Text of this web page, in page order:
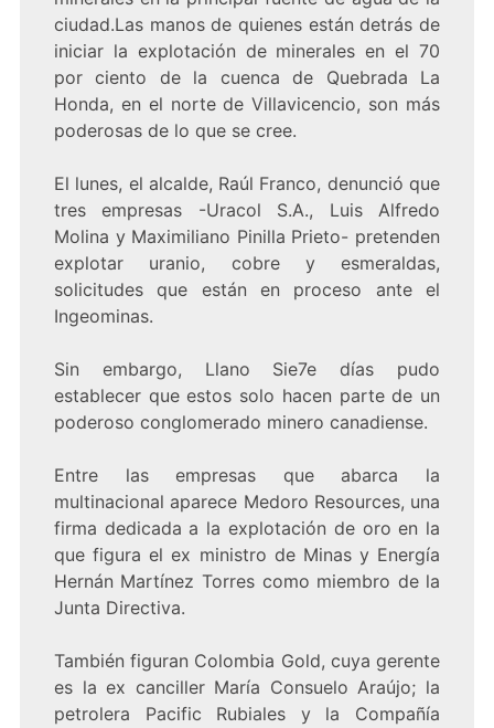
ciudad.Las manos de quienes están detrás de
iniciar la explotación de minerales en el 70
por ciento de la cuenca de Quebrada La
Honda, en el norte de Villavicencio, son más
poderosas de lo que se cree.
El lunes, el alcalde, Raúl Franco, denunció que
tres empresas -Uracol S.A., Luis Alfredo
Molina y Maximiliano Pinilla Prieto- pretenden
explotar uranio, cobre y esmeraldas,
solicitudes que están en proceso ante el
Ingeominas.
Sin embargo, Llano Sie7e días pudo
establecer que estos solo hacen parte de un
poderoso conglomerado minero canadiense.
Entre las empresas que abarca la
multinacional aparece Medoro Resources, una
firma dedicada a la explotación de oro en la
que figura el ex ministro de Minas y Energía
Hernán Martínez Torres como miembro de la
Junta Directiva.
También figuran Colombia Gold, cuya gerente
es la ex canciller María Consuelo Araújo; la
petrolera Pacific Rubiales y la Compañía